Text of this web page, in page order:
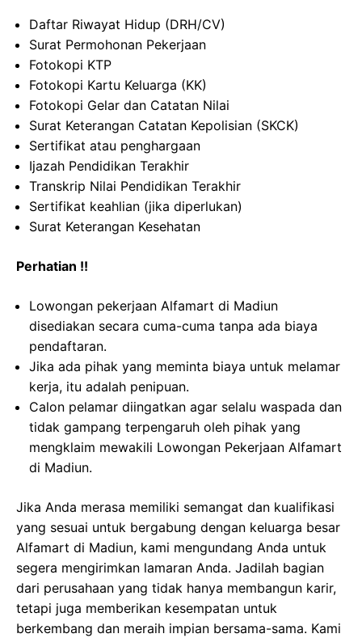
Daftar Riwayat Hidup (DRH/CV)
Surat Permohonan Pekerjaan
Fotokopi KTP
Fotokopi Kartu Keluarga (KK)
Fotokopi Gelar dan Catatan Nilai
Surat Keterangan Catatan Kepolisian (SKCK)
Sertifikat atau penghargaan
Ijazah Pendidikan Terakhir
Transkrip Nilai Pendidikan Terakhir
Sertifikat keahlian (jika diperlukan)
Surat Keterangan Kesehatan
Perhatian !!
Lowongan pekerjaan Alfamart di Madiun
disediakan secara cuma-cuma tanpa ada biaya
pendaftaran.
Jika ada pihak yang meminta biaya untuk melamar
kerja, itu adalah penipuan.
Calon pelamar diingatkan agar selalu waspada dan
tidak gampang terpengaruh oleh pihak yang
mengklaim mewakili Lowongan Pekerjaan Alfamart
di Madiun.
Jika Anda merasa memiliki semangat dan kualifikasi
yang sesuai untuk bergabung dengan keluarga besar
Alfamart di Madiun, kami mengundang Anda untuk
segera mengirimkan lamaran Anda. Jadilah bagian
dari perusahaan yang tidak hanya membangun karir,
tetapi juga memberikan kesempatan untuk
berkembang dan meraih impian bersama-sama. Kami